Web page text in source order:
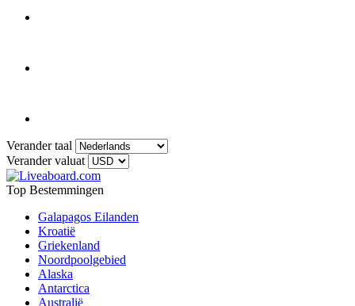
Verander taal
Verander valuat
Top Bestemmingen
Galapagos Eilanden
Kroatië
Griekenland
Noordpoolgebied
Alaska
Antarctica
Australië